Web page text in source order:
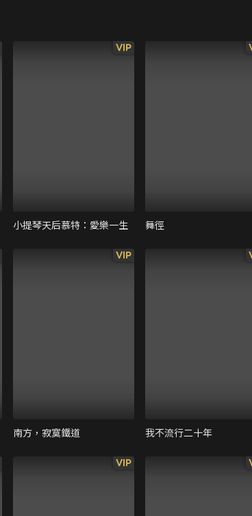
VIP
小提琴天后慕特：愛樂一生 舞徑
VIP
南方，寂寞鐵道 我不流行二十年
VIP